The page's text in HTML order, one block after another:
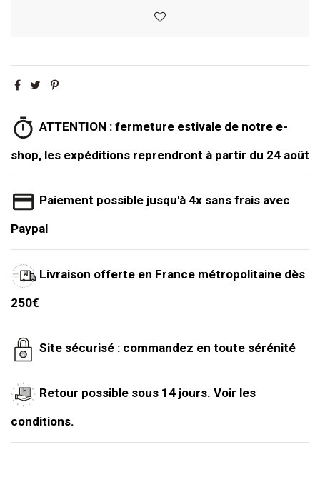
ATTENTION : fermeture estivale de notre e-
shop, les expéditions reprendront à partir du 24 août
Paiement possible jusqu'à 4x sans frais avec
Paypal
Livraison offerte en France métropolitaine dès
250€
Site sécurisé : commandez en toute sérénité
Retour possible sous 14 jours. Voir les
conditions.